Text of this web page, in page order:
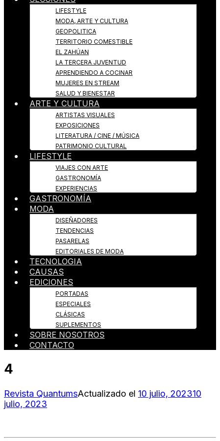
LIFESTYLE
MODA, ARTE Y CULTURA
GEOPOLITICA
TERRITORIO COMESTIBLE
EL ZAHÚAN
LA TERCERA JUVENTUD
APRENDIENDO A COCINAR
MUJERES EN STREAM
SALUD Y BIENESTAR
ARTE Y CULTURA
ARTISTAS VISUALES
EXPOSICIONES
LITERATURA / CINE / MÚSICA
PATRIMONIO CULTURAL
LIFESTYLE
VIAJES CON ARTE
GASTRONOMÍA
EXPERIENCIAS
GASTRONOMÍA
MODA
DISEÑADORES
TENDENCIAS
PASARELAS
EDITORIALES DE MODA
TECNOLOGIA
CAUSAS
EDICIONES
PORTADAS
ESPECIALES
CLÁSICAS
SUPLEMENTOS
SOBRE NOSOTROS
CONTACTO
4
Revista QuantumsActualizado el 10 julio, 202310
julio, 2023